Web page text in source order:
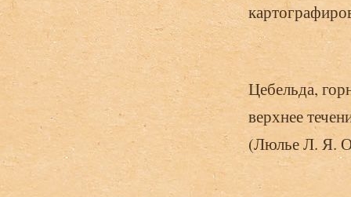
Цебельда,
верхнее
(Люлье Л. Я.